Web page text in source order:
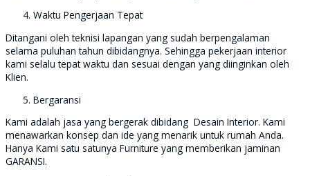
Waktu Pengerjaan Tepat
Ditangani oleh teknisi lapangan yang sudah berpengalaman
selama puluhan tahun dibidangnya. Sehingga pekerjaan interior
kami selalu tepat waktu dan sesuai dengan yang diinginkan oleh
Klien.
Bergaransi
Kami adalah jasa yang bergerak dibidang Desain Interior. Kami
menawarkan konsep dan ide yang menarik untuk rumah Anda.
Hanya Kami satu satunya Furniture yang memberikan jaminan
GARANSI.